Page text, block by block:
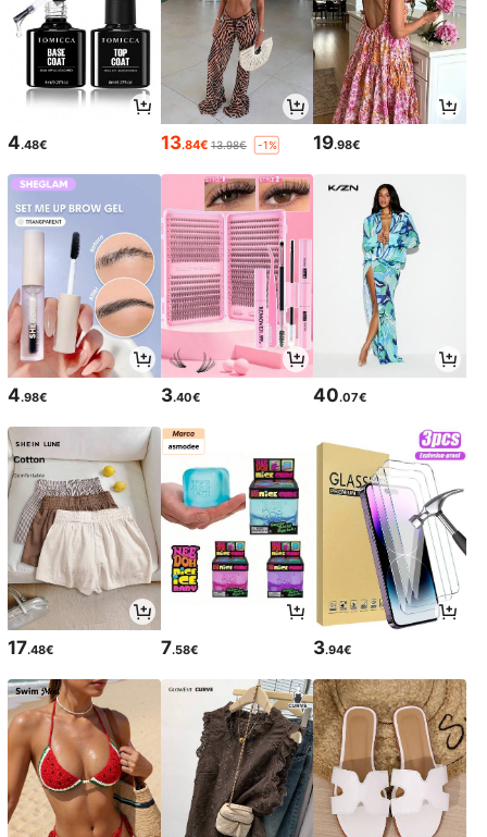
4.48€ 13.84€ 13.98€ -1% 19.98€
4.98€ 3.40€ 40.07€
17.48€ 7.58€ 3.94€